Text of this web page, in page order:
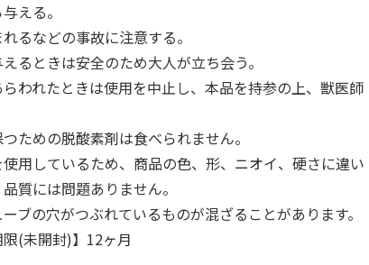
える。
るなどの事故に注意する。
るときは安全のため大人が立ち会う。
らわれたときは使用を中止し、本品を持参の上、獣医師
ための脱酸素剤は食べられません。
使用しているため、商品の色、形、ニオイ、硬さに違い
質には問題ありません。
ブの穴がつぶれているものが混ざることがあります。
限(未開封)】12ヶ月